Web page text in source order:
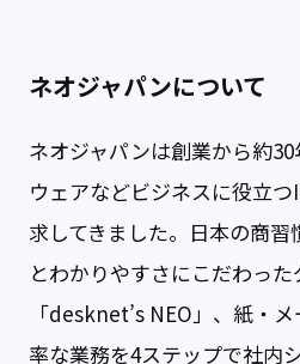
ネオジャパンについて
ネオジャパンは創業から約
ウェアなどビジネスに役立
求してきました。日本の商
とわかりやすさにこだわっ
「desknet’s NEO」、紙・
率な業務を4ステップで社内